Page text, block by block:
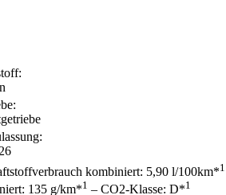
kombiniert: 5,90 l/100km*1
135 g/km*1 – CO2-Klasse: D*1